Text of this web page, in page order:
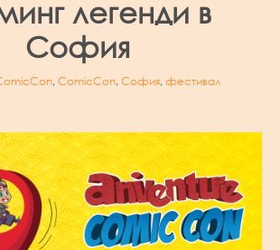
легенди в
София
, ComicCon, София, фестивал